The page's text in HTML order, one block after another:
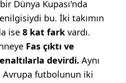
Dünya Kupası'nda
bu. İki takımın
ise 8 kat fark vardı.
Fas çıktı ve
devirdi. Aynı
Avrupa futbolunun iki